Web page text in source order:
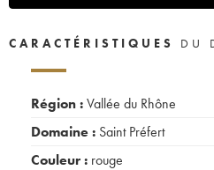
CARACTÉRISTIQUES DU
Région :Vallée du Rhône
Domaine : Saint Préfert
Couleur : rouge